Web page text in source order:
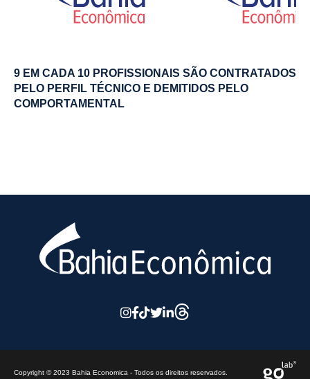
9 EM CADA 10 PROFISSIONAIS SÃO CONTRATADOS
PELO PERFIL TÉCNICO E DEMITIDOS PELO
COMPORTAMENTAL
Copyright © 2023 Bahia Economica - Todos os direitos reservados.